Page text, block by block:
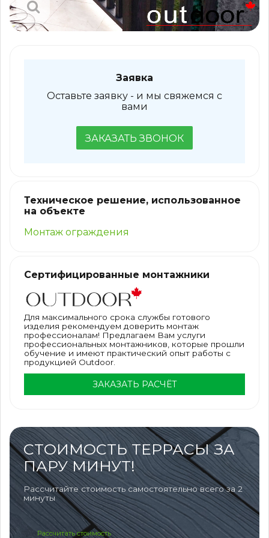
Заявка
Оставьте заявку - и мы свяжемся с
вами
ЗАКАЗАТЬ ЗВОНОК
Техническое решение, использованное
на объекте
Монтаж ограждения
Сертифицированные монтажники
Для максимального срока службы готового
изделия рекомендуем доверить монтаж
профессионалам! Предлагаем Вам услуги
профессиональных монтажников, которые прошли
обучение и имеют практический опыт работы с
продукцией Outdoor.
ЗАКАЗАТЬ РАСЧЁТ
СТОИМОСТЬ ТЕРРАСЫ ЗА
ПАРУ МИНУТ!
Рассчитайте стоимость самостоятельно всего за 2
минуты
Рассчитать стоимость